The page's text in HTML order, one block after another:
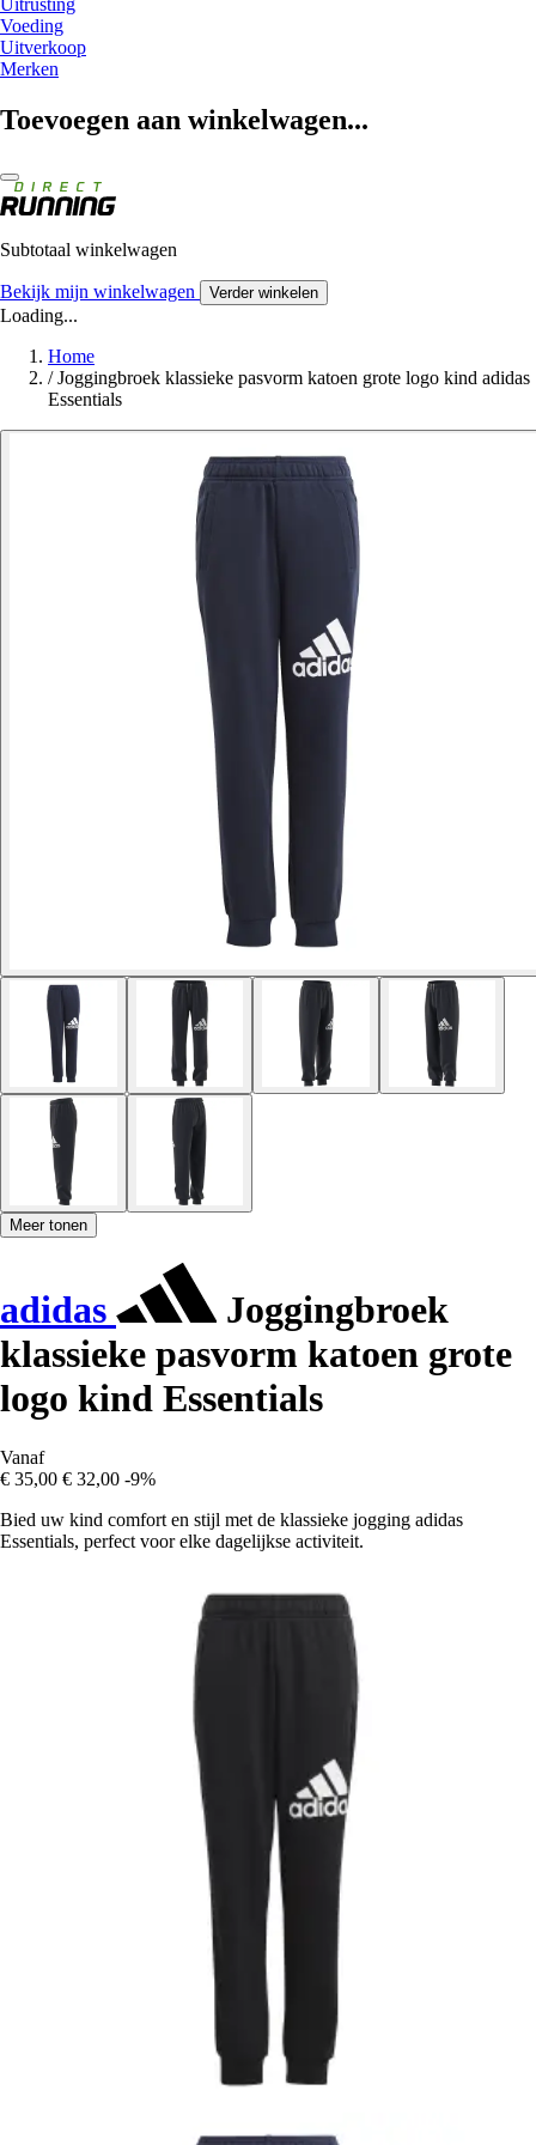
Uitrusting
Voeding
Uitverkoop
Merken
Toevoegen aan winkelwagen...
Subtotaal winkelwagen
Bekijk mijn winkelwagen Verder winkelen
Loading...
Home
/ Joggingbroek klassieke pasvorm katoen grote logo kind adidas
Essentials
Meer tonen
adidas
Joggingbroek
klassieke pasvorm katoen grote
logo kind Essentials
Vanaf
€ 35,00 € 32,00 -9%
Bied uw kind comfort en stijl met de klassieke jogging adidas
Essentials, perfect voor elke dagelijkse activiteit.